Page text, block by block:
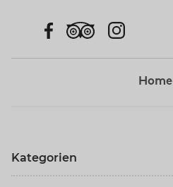
Home
Kategorien